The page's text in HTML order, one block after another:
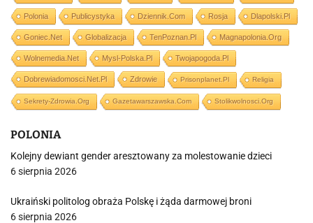
Polonia Publicystyka Dziennik.com Rosja Dlapolski.pl
Goniec.net Globalizacja TenPoznan.pl Magnapolonia.org
Wolnemedia.net Mysl-Polska.pl Twojapogoda.pl
Dobrewiadomosci.net.pl Zdrowie Prisonplanet.pl Religia
Sekrety-Zdrowia.org Gazetawarszawska.com Stolikwolnosci.org
POLONIA
Kolejny dewiant gender aresztowany za molestowanie dzieci
6 sierpnia 2026
Ukraiński politolog obraża Polskę i żąda darmowej broni
6 sierpnia 2026